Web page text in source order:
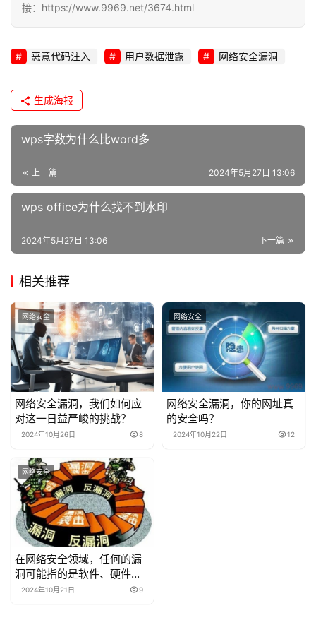
接：https://www.9969.net/3674.html
恶意代码注入 用户数据泄露 网络安全漏洞
生成海报
wps字数为什么比word多
上一篇 2024年5月27日 13:06
wps office为什么找不到水印
下一篇
2024年5月27日 13:06
相关推荐
网络安全
网络安全漏洞，我们如何应
对这一日益严峻的挑战？
2024年10月26日 8
网络安全
网络安全漏洞，你的网址真
的安全吗？
2024年10月22日 12
网络安全
在网络安全领域，任何的漏
洞可能指的是软件、硬件或
网络系统中存在的安全缺
2024年10月21日 9